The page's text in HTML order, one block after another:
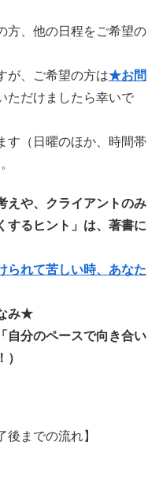
方、他の日程をご希望の
が、ご希望の方は★お問
ただけましたら幸いで
（日曜のほか、時間帯
えや、クライアントのみ
するヒント」は、著書に
られて苦しい時、あなた
み★
自分のペースで向き合い
後までの流れ】